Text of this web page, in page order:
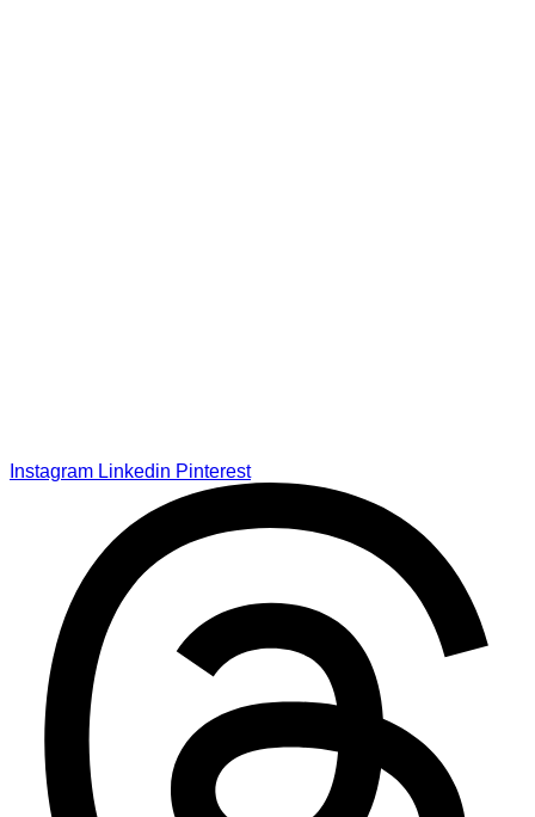
Instagram Linkedin Pinterest